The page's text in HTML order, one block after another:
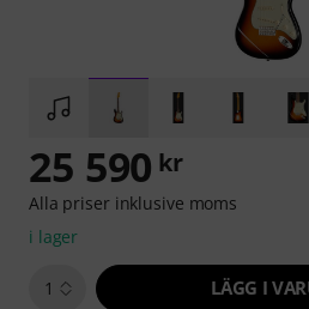
25 590 kr
Alla priser inklusive moms
i lager
1 LÄGG I